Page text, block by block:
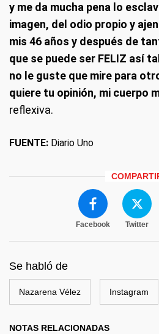
y me da mucha pena lo
imagen, del odio propio y
mis 46 años y después de
que se puede ser FELIZ así
no le guste que mire para
quiere tu opinión, mi cuerpo
reflexiva.
FUENTE: Diario Uno
Facebook Twitter
Se habló de
Nazarena Vélez Instagram
NOTAS RELACIONADAS